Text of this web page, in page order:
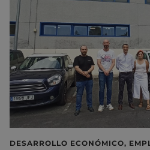
DESARROLLO ECONÓMICO,